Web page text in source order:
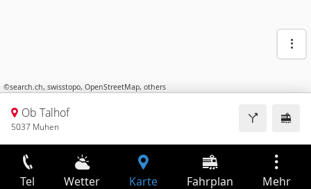
©search.ch, swisstopo, OpenStreetMap, others
Ob Talhof
5037 Muhen
Tel Wetter Karte Fahrplan Mehr